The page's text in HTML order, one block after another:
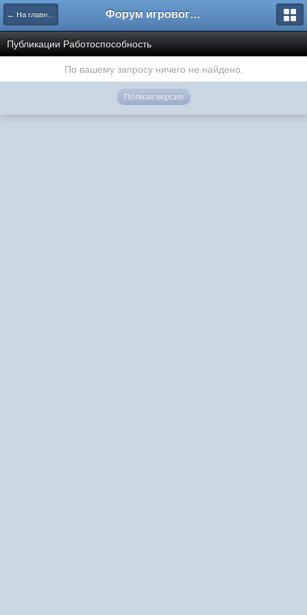
← На главную Форум игрового проекта Riverrise
Публикации Работоспособность
По вашему запросу ничего не найдено.
Полная версия